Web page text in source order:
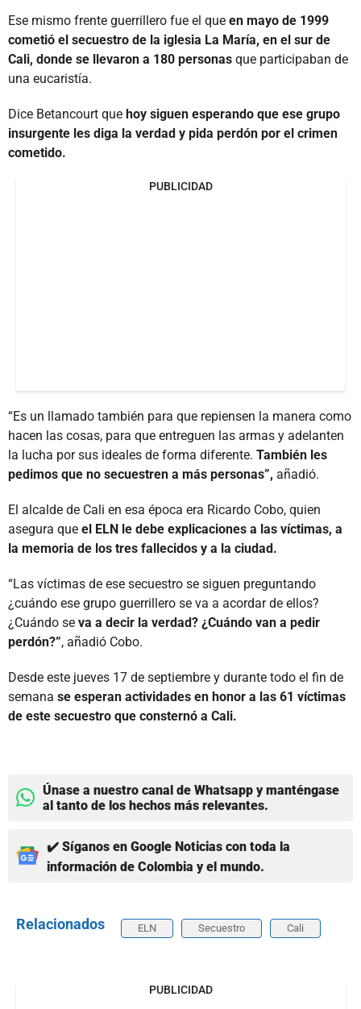
Ese mismo frente guerrillero fue el que en mayo de 1999
cometió el secuestro de la iglesia La María, en el sur de
Cali, donde se llevaron a 180 personas que participaban de
una eucaristía.
Dice Betancourt que hoy siguen esperando que ese grupo
insurgente les diga la verdad y pida perdón por el crimen
cometido.
PUBLICIDAD
“Es un llamado también para que repiensen la manera como
hacen las cosas, para que entreguen las armas y adelanten
la lucha por sus ideales de forma diferente. También les
pedimos que no secuestren a más personas”, añadió.
El alcalde de Cali en esa época era Ricardo Cobo, quien
asegura que el ELN le debe explicaciones a las víctimas, a
la memoria de los tres fallecidos y a la ciudad.
“Las víctimas de ese secuestro se siguen preguntando
¿cuándo ese grupo guerrillero se va a acordar de ellos?
¿Cuándo se va a decir la verdad? ¿Cuándo van a pedir
perdón?”, añadió Cobo.
Desde este jueves 17 de septiembre y durante todo el fin de
semana se esperan actividades en honor a las 61 víctimas
de este secuestro que consternó a Cali.
Únase a nuestro canal de Whatsapp y manténgase
al tanto de los hechos más relevantes.
✔️ Síganos en Google Noticias con toda la
información de Colombia y el mundo.
Relacionados ELN Secuestro Cali
PUBLICIDAD